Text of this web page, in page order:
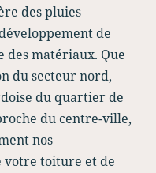
des pluies
de
des matériaux. Que
du secteur nord,
du quartier de
du centre-ville,
nos
votre toiture et de